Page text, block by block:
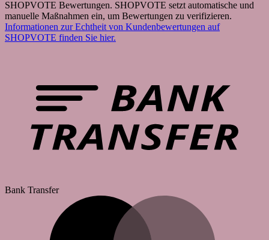
SHOPVOTE Bewertungen. SHOPVOTE setzt automatische und
manuelle Maßnahmen ein, um Bewertungen zu verifizieren.
Informationen zur Echtheit von Kundenbewertungen auf
SHOPVOTE finden Sie hier.
Bank Transfer